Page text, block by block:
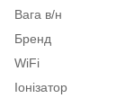
Вага в/н
Бренд
WiFi
Іонізатор